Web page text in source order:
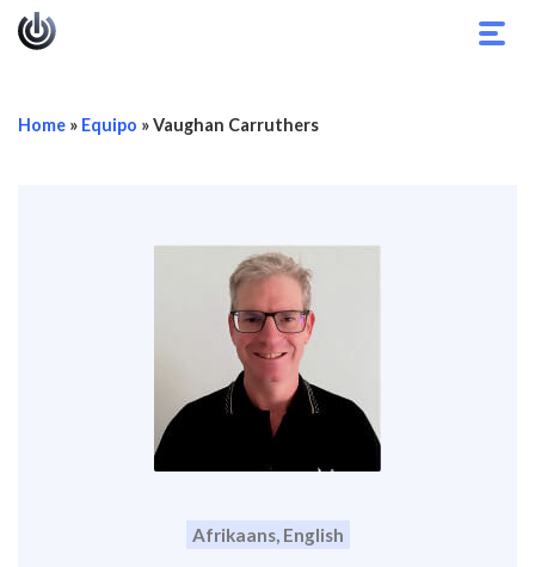
Home » Equipo »Vaughan Carruthers
Afrikaans, English